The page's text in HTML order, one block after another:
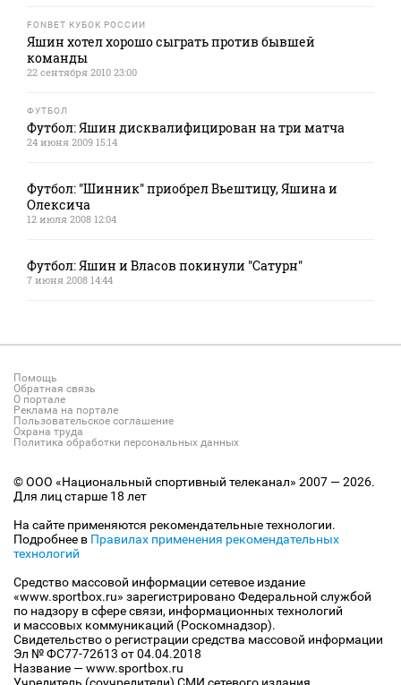
FONBET КУБОК РОССИИ
Яшин хотел хорошо сыграть против бывшей
команды
22 сентября 2010 23:00
ФУТБОЛ
Футбол: Яшин дисквалифицирован на три матча
24 июня 2009 15:14
Футбол: "Шинник" приобрел Вьештицу, Яшина и
Олексича
12 июля 2008 12:04
Футбол: Яшин и Власов покинули "Сатурн"
7 июня 2008 14:44
Помощь
Обратная связь
О портале
Реклама на портале
Пользовательское соглашение
Охрана труда
Политика обработки персональных данных
© ООО «Национальный спортивный телеканал» 2007 — 2026.
Для лиц старше 18 лет
На сайте применяются рекомендательные технологии.
Подробнее в Правилах применения рекомендательных
технологий
Средство массовой информации сетевое издание
«www.sportbox.ru» зарегистрировано Федеральной службой
по надзору в сфере связи, информационных технологий
и массовых коммуникаций (Роскомнадзор).
Свидетельство о регистрации средства массовой информации
Эл № ФС77-72613 от 04.04.2018
Название — www.sportbox.ru